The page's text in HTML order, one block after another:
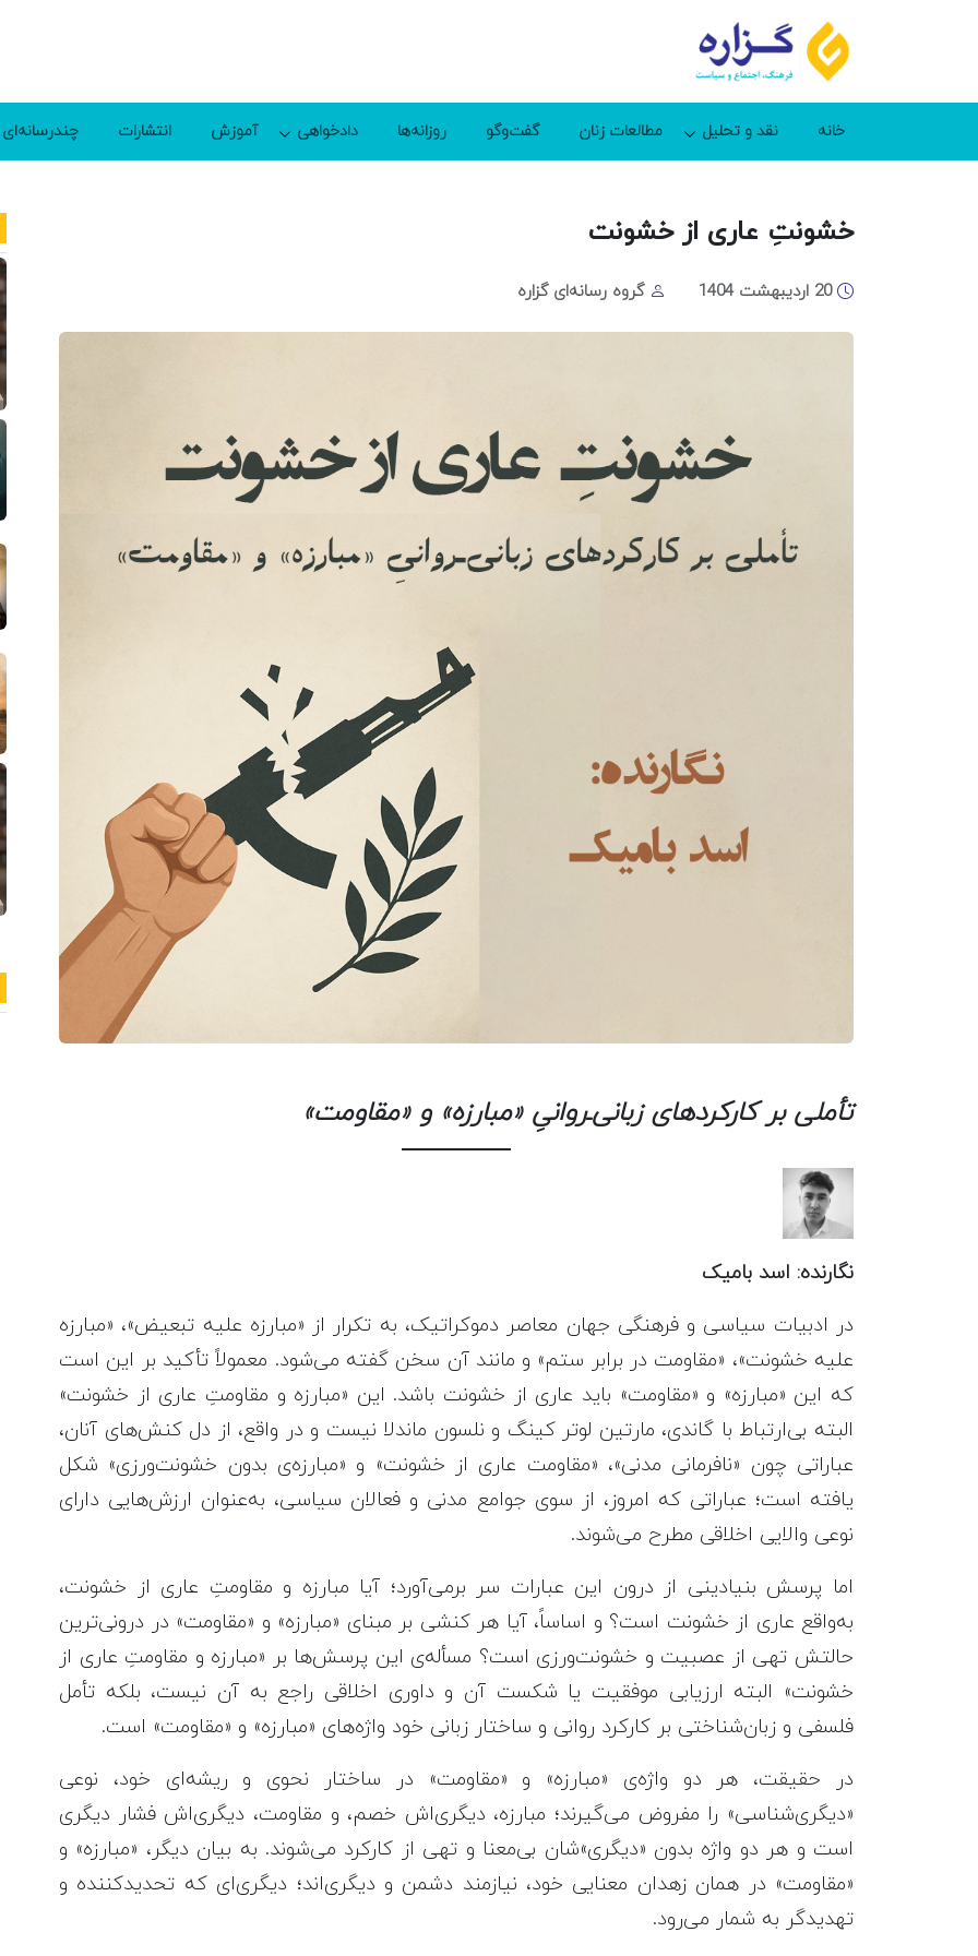
خانه نقد و تحلیل مطالعات زنان گفت‌وگو روزانه‌ها دادخواهی آموزش انتشارات چندرسانه‌ای
خشونتِ عاری از خشونت
20 اردیبهشت 1404 گروه رسانه‌ای گزاره
تأملی بر کارکردهای زبانی‌ـ‌روانیِ «مبارزه» و «مقاومت»
نگارنده: اسد بامیک
در ادبیات سیاسی و فرهنگی جهان معاصر دموکراتیک، به تکرار از «مبارزه علیه تبعیض»، «مبارزه
علیه خشونت»، «مقاومت در برابر ستم» و مانند آن سخن گفته می‌شود. معمولاً تأکید بر این است
که این «مبارزه» و «مقاومت» باید عاری از خشونت باشد. این «مبارزه و مقاومتِ عاری از خشونت»
البته بی‌ارتباط با گاندی، مارتین لوتر کینگ و نلسون ماندلا نیست و در واقع، از دل کنش‌های آنان،
عباراتی چون «نافرمانی مدنی»، «مقاومت عاری از خشونت» و «مبارزه‌ی بدون خشونت‌ورزی» شکل
یافته است؛ عباراتی که امروز، از سوی جوامع مدنی و فعالان سیاسی، به‌عنوان ارزش‌هایی دارای
نوعی والایی اخلاقی مطرح می‌شوند.
اما پرسش بنیادینی از درون این عبارات سر برمی‌آورد؛ آیا مبارزه و مقاومتِ عاری از خشونت،
به‌واقع عاری از خشونت است؟ و اساساً، آیا هر کنشی بر مبنای «مبارزه» و «مقاومت» در درونی‌ترین
حالتش تهی از عصبیت و خشونت‌ورزی است؟ مسأله‌ی این پرسش‌ها بر «مبارزه و مقاومتِ عاری از
خشونت» البته ارزیابی موفقیت یا شکست آن و داوری اخلاقی راجع به آن نیست، بلکه تأمل
فلسفی و زبان‌شناختی بر کارکرد روانی و ساختار زبانی خود واژه‌های «مبارزه» و «مقاومت» است.
در حقیقت، هر دو واژه‌ی «مبارزه» و «مقاومت» در ساختار نحوی و ریشه‌ای خود، نوعی
«دیگری‌شناسی» را مفروض می‌گیرند؛ مبارزه، دیگری‌اش خصم، و مقاومت، دیگری‌اش فشار دیگری
است و هر دو واژه بدون «دیگری»شان بی‌معنا و تهی از کارکرد می‌شوند. به بیان دیگر، «مبارزه» و
«مقاومت» در همان زهدان معنایی خود، نیازمند دشمن و دیگری‌اند؛ دیگری‌ای که تحدیدکننده و
تهدیدگر به شمار می‌رود.